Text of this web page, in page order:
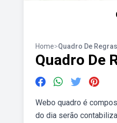
Home>Quadro De
Quadro De
Webo quadro é
do dia serão